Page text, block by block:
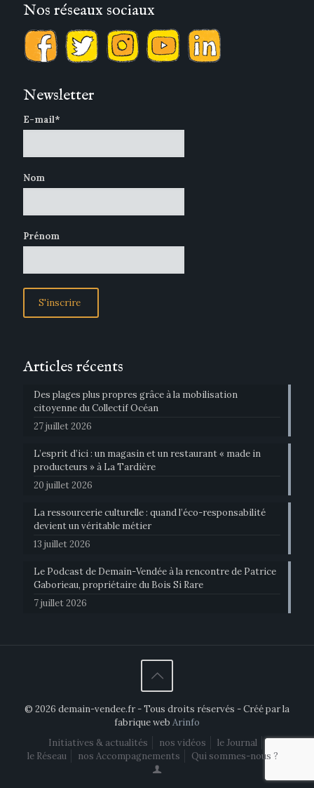
Nos réseaux sociaux
Newsletter
E-mail*
Nom
Prénom
Articles récents
Des plages plus propres grâce à la mobilisation
citoyenne du Collectif Océan
27 juillet 2026
L’esprit d’ici : un magasin et un restaurant « made in
producteurs » à La Tardière
20 juillet 2026
La ressourcerie culturelle : quand l’éco-responsabilité
devient un véritable métier
13 juillet 2026
Le Podcast de Demain-Vendée à la rencontre de Patrice
Gaborieau, propriétaire du Bois Si Rare
7 juillet 2026
© 2026 demain-vendee.fr - Tous droits réservés - Créé par la
fabrique web Arinfo
Initiatives & actualités
nos vidéos
le Journal
le Réseau
nos Accompagnements Qui sommes-nous ?